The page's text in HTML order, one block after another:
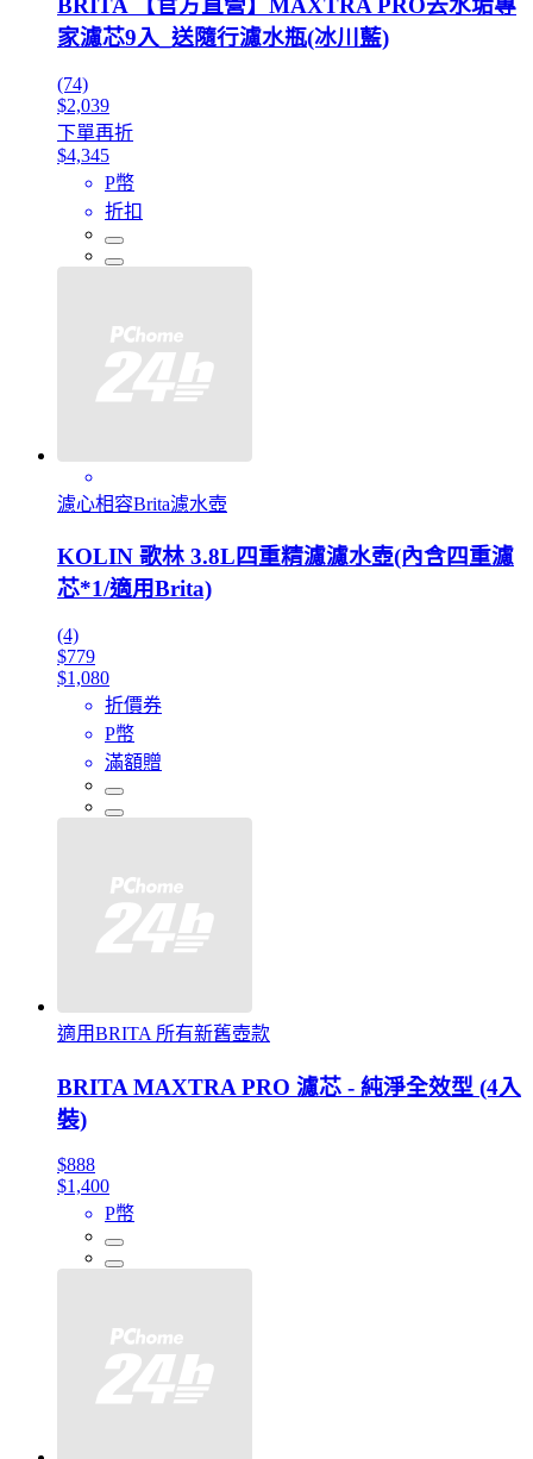
BRITA 【官方直營】MAXTRA PRO去水垢專
家濾芯9入_送隨行濾水瓶(冰川藍)
(74)
$2,039
下單再折
$4,345
P幣
折扣
濾心相容Brita濾水壺
KOLIN 歌林 3.8L四重精濾濾水壺(內含四重濾
芯*1/適用Brita)
(4)
$779
$1,080
折價券
P幣
滿額贈
適用BRITA 所有新舊壺款
BRITA MAXTRA PRO 濾芯 - 純淨全效型 (4入
裝)
$888
$1,400
P幣